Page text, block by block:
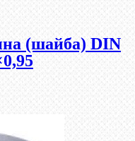
(шайба) DIN